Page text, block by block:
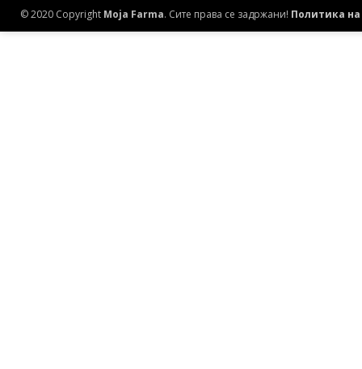
© 2020 Copyright Moja Farma. Сите права се задржани! Политика